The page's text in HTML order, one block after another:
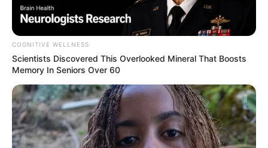
COGNITIVE WELLNESS
Scientists Discovered This Overlooked Mineral That Boosts
Memory In Seniors Over 60